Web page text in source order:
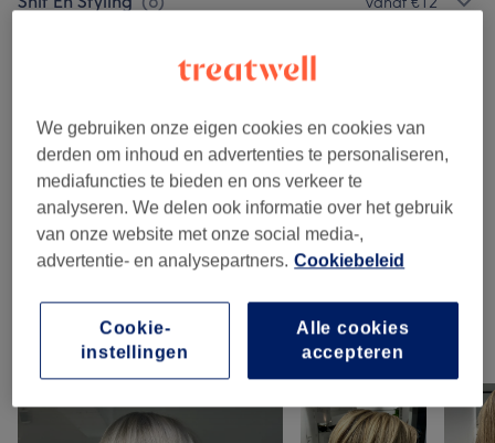
Kleuren En Haarverzorging (
Gelaatsverzorging (13 ) vanaf €52
Wimpers En Wenkbrauwen (1) €25
Waxen (1)
Ons werk
Klik op de afbeelding voor meer details
We gebruiken onze eigen cookies en cookies van
derden om inhoud en advertenties te personaliseren,
mediafuncties te bieden en ons verkeer te
analyseren. We delen ook informatie over het gebruik
van onze website met onze social media-,
advertentie- en analysepartners. Cookiebeleid
Alle cookies
accepteren
Cookie-
instellingen